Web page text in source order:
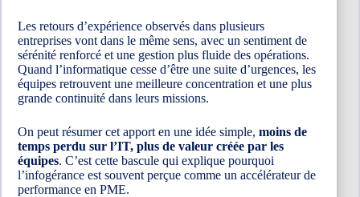
Les retours d’expérience observés dans plusieurs
entreprises vont dans le même sens, avec un sentiment de
sérénité renforcé et une gestion plus fluide des opérations.
Quand l’informatique cesse d’être une suite d’urgences, les
équipes retrouvent une meilleure concentration et une plus
grande continuité dans leurs missions.
On peut résumer cet apport en une idée simple, moins de
temps perdu sur l’IT, plus de valeur créée par les
équipes. C’est cette bascule qui explique pourquoi
l’infogérance est souvent perçue comme un accélérateur de
performance en PME.